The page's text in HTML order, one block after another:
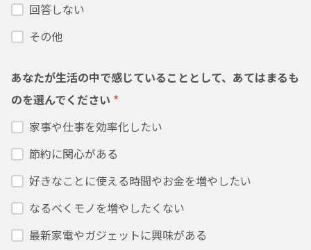
回答しない
その他
あなたが生活の中で感じていることとして、あてはまるも
のを選んでください *
家事や仕事を効率化したい
節約に関心がある
好きなことに使える時間やお金を増やしたい
なるべくモノを増やしたくない
最新家電やガジェットに興味がある